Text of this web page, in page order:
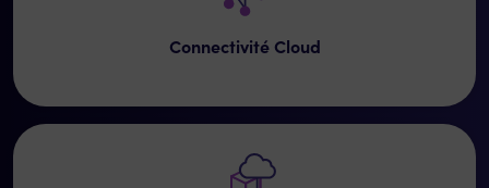
Connectivité Cloud